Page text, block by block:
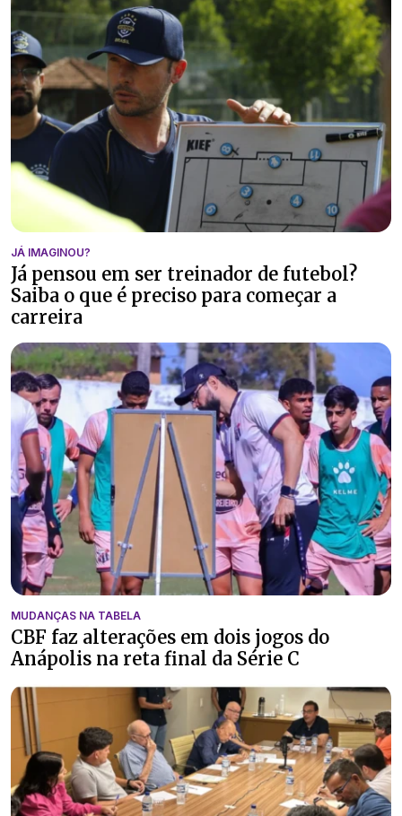
JÁ IMAGINOU?
Já pensou em ser treinador de futebol?
Saiba o que é preciso para começar a
carreira
MUDANÇAS NA TABELA
CBF faz alterações em dois jogos do
Anápolis na reta final da Série C